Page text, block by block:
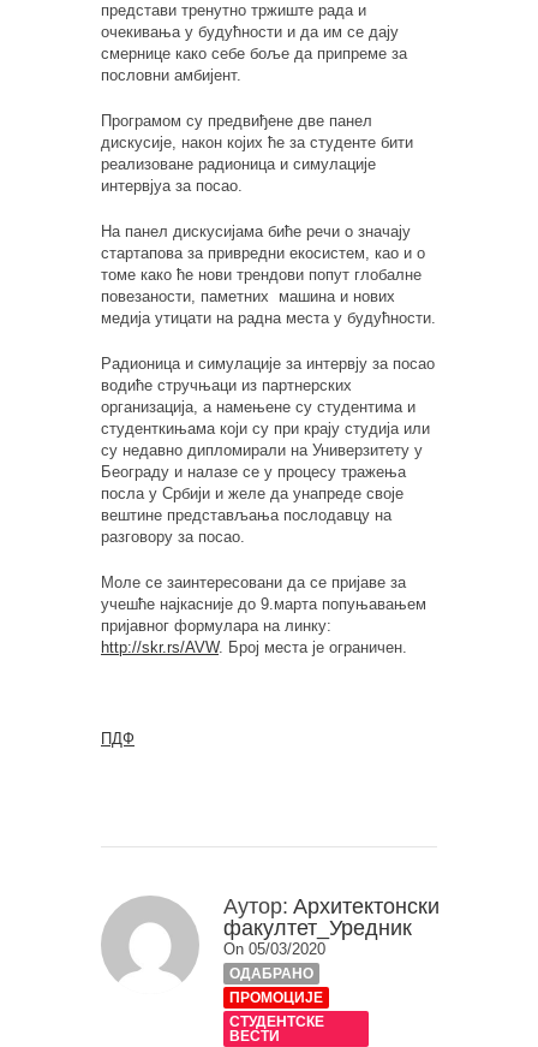
представи тренутно тржиште рада и
очекивања у будућности и да им се дају
смернице како себе боље да припреме за
пословни амбијент.
Програмом су предвиђене две панел
дискусије, након којих ће за студенте бити
реализоване радионица и симулације
интервјуа за посао.
На панел дискусијама биће речи о значају
стартапова за привредни екосистем, као и о
томе како ће нови трендови попут глобалне
повезаности, паметних машина и нових
медија утицати на радна места у будућности.
Радионица и симулације за интервју за посао
водиће стручњаци из партнерских
организација, а намењене су студентима и
студенткињама који су при крају студија или
су недавно дипломирали на Универзитету у
Београду и налазе се у процесу тражења
посла у Србији и желе да унапреде своје
вештине представљања послодавцу на
разговору за посао.
Моле се заинтересовани да се пријаве за
учешће најкасније до 9.марта попуњавањем
пријавног формулара на линку:
http://skr.rs/AVW. Број места је ограничен.
ПДФ
Аутор: Архитектонски
факултет_Уредник
On 05/03/2020
ОДАБРАНО
ПРОМОЦИЈЕ
СТУДЕНТСКЕ
ВЕСТИ